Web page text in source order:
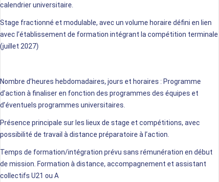
calendrier universitaire.
Stage fractionné et modulable, avec un volume horaire défini en lien
avec l’établissement de formation intégrant la compétition terminale
(juillet 2027)
Nombre d’heures hebdomadaires, jours et horaires : Programme
d’action à finaliser en fonction des programmes des équipes et
d’éventuels programmes universitaires
Présence principale sur les lieuxde stage et compétitions, avec
possibilité de travail à distance préparatoire à l’action.
Temps de formation/intégration prévu sans rémunération en début
de mission . Formation à distance, accompagnement et assistant
collectifs U21 ou A